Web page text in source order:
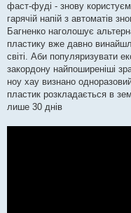
д
о
м
л
е
н
я
фаст-фуді - знову
гарячій напій з автоматів
Багненко наголошує
пластику вже давно
світі. Аби популяризувати
закордону найпоширеніші
ноу хау визнано
пластик розкладається в
лише 30 днів